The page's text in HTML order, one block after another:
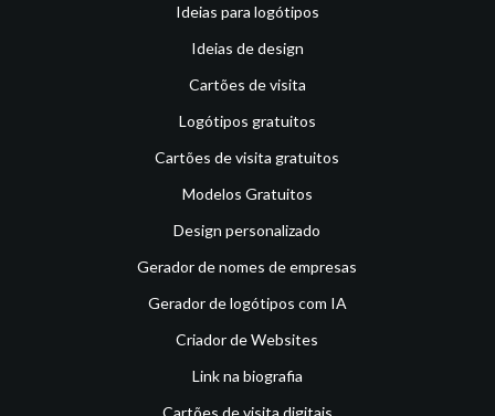
Ideias para logótipos
Ideias de design
Cartões de visita
Logótipos gratuitos
Cartões de visita gratuitos
Modelos Gratuitos
Design personalizado
Gerador de nomes de empresas
Gerador de logótipos com IA
Criador de Websites
Link na biografia
Cartões de visita digitais